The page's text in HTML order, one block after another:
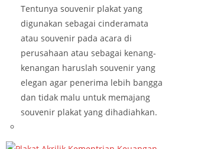
Tentunya souvenir plakat yang
digunakan sebagai cinderamata
atau souvenir pada acara di
perusahaan atau sebagai kenang-
kenangan haruslah souvenir yang
elegan agar penerima lebih bangga
dan tidak malu untuk memajang
souvenir plakat yang dihadiahkan.